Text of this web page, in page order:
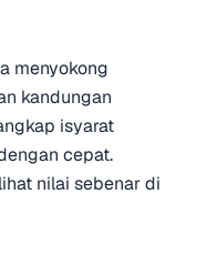
menyokong
kandungan
isyarat
cepat.
nilai sebenar di